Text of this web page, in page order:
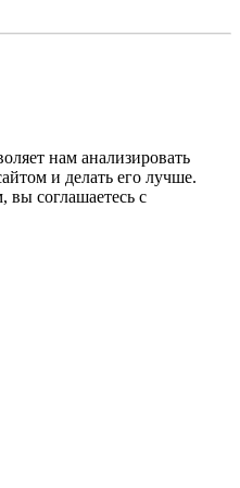
нам анализировать
и делать его лучше.
вы соглашаетесь с